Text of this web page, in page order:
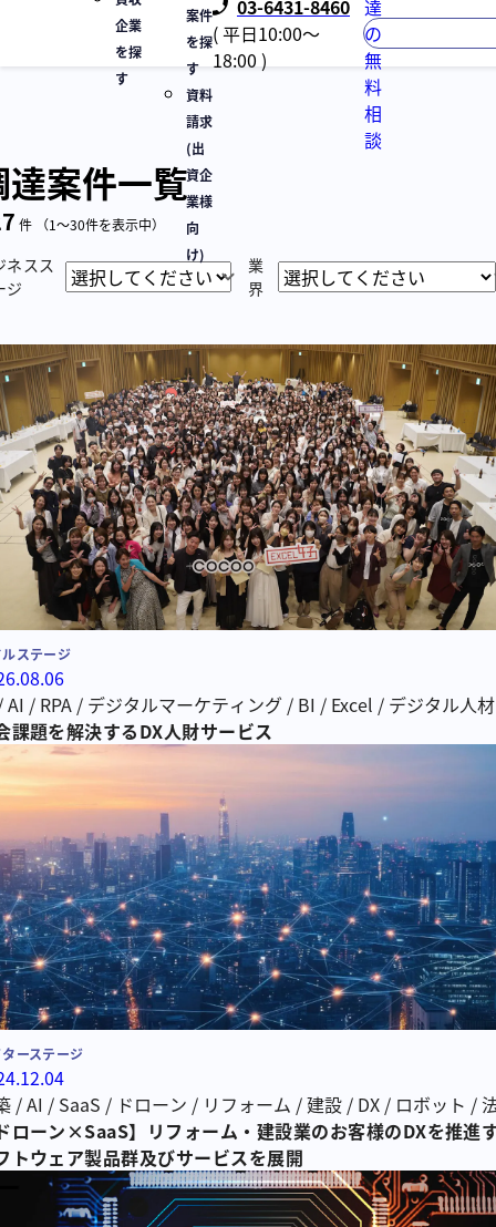
企業
を探
す
案件
を探
す
資料
請求
(出
資企
業様
向
け)
03-6431-8460
( 平日10:00〜
18:00 )
達
の
無
料
相
談
達案件一覧
件 （1〜30件を表示中）
ネスス
ジ
業
界
ステージ
AI / RPA/ デジタルマーケティング/ BI / Excel / デジタル人材
課題を解決するDX人財サービス
ーステージ
/AI / SaaS / ドローン / リフォーム /建設/ DX/ ロボット /
/建設DX
ローン×SaaS】リフォーム・建設業のお客様のDXを推進
トウェア製品群及びサービスを展開